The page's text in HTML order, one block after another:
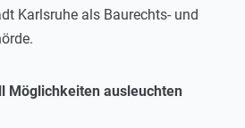
Karlsruhe als Baurechts- und
Möglichkeiten ausleuchten